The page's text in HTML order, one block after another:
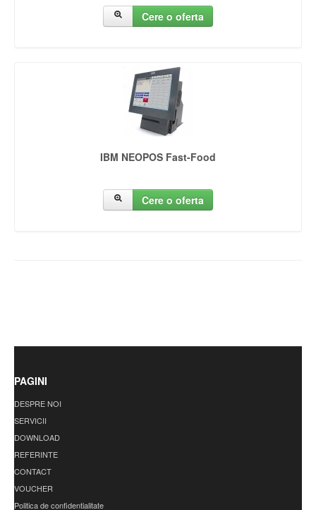
Cere o oferta
IBM NEOPOS Fast-Food
Cere o oferta
PAGINI
DESPRE NOI
SERVICII
DOWNLOAD
REFERINTE
CONTACT
VOUCHER
Politica de confidentialitate